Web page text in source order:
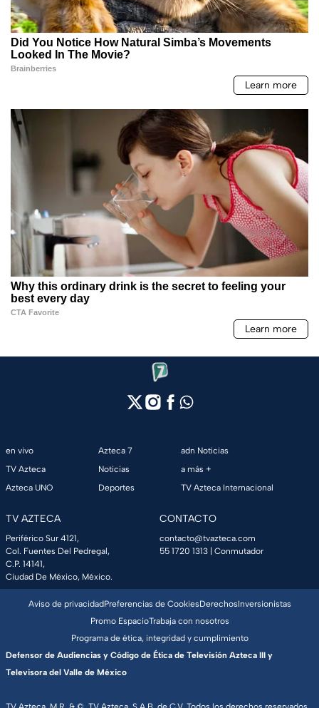
en vivo
TV Azteca
Azteca UNO
Azteca 7
Noticias
Deportes
adn Noticias
a más +
TV Azteca Internacional
TV AZTECA
Periférico Sur 4121,
Col. Fuentes Del Pedregal,
C.P. 14141,
Ciudad De México, México.
CONTACTO
contacto@tvazteca.com
55 1720 1313 | Conmutador
Aviso de privacidadPreferencias de CookiesDerechosInversionistas
Promo EspacioTrabaja con nosotros
Programa de ética, integridad y cumplimiento
Defensor de Audiencias y Código de Ética de Televisión Azteca III y
Televisora del Valle de México